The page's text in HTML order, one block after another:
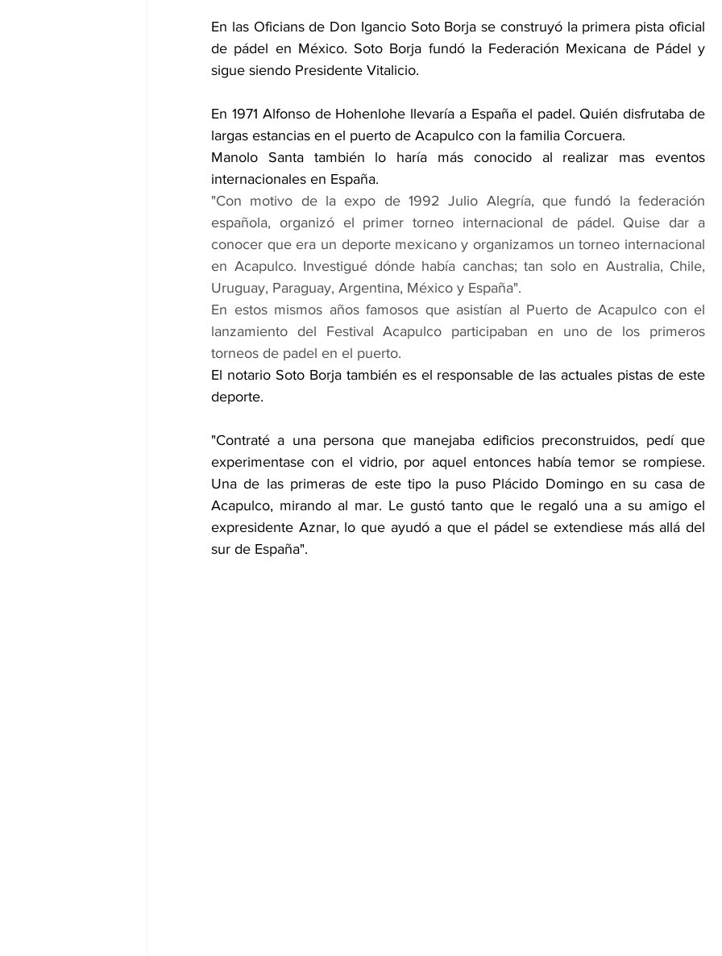
En las Oficians de Don Igancio Soto Borja se construyó la primera pista oficial
de pádel en México. Soto Borja fundó la Federación Mexicana de Pádel y
sigue siendo Presidente Vitalicio.
En 1971 Alfonso de Hohenlohe llevaría a España el padel. Quién disfrutaba de
largas estancias en el puerto de Acapulco con la familia Corcuera.
Manolo Santa también lo haría más conocido al realizar mas eventos
internacionales en España.
"Con motivo de la expo de 1992 Julio Alegría, que fundó la federación
española, organizó el primer torneo internacional de pádel. Quise dar a
conocer que era un deporte mexicano y organizamos un torneo internacional
en Acapulco. Investigué dónde había canchas; tan solo en Australia, Chile,
Uruguay, Paraguay, Argentina, México y España".
En estos mismos años famosos que asistían al Puerto de Acapulco con el
lanzamiento del Festival Acapulco participaban en uno de los primeros
torneos de padel en el puerto.
El notario Soto Borja también es el responsable de las actuales pistas de este
deporte.
"Contraté a una persona que manejaba edificios preconstruidos, pedí que
experimentase con el vidrio, por aquel entonces había temor se rompiese.
Una de las primeras de este tipo la puso Plácido Domingo en su casa de
Acapulco, mirando al mar. Le gustó tanto que le regaló una a su amigo el
expresidente Aznar, lo que ayudó a que el pádel se extendiese más allá del
sur de España".